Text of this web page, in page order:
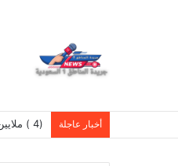
أخبار عاجلة (4 ) ملايين مشاهدة لـ«تعالي هنا».. نادر الأتات يواصل نجاحه باللهجة المصرية